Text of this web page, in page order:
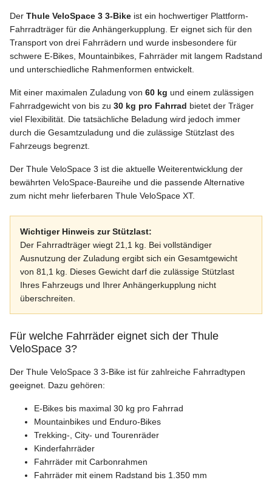
Der Thule VeloSpace 3 3-Bike ist ein hochwertiger Plattform-
Fahrradträger für die Anhängerkupplung. Er eignet sich für den
Transport von drei Fahrrädern und wurde insbesondere für
schwere E-Bikes, Mountainbikes, Fahrräder mit langem Radstand
und unterschiedliche Rahmenformen entwickelt.
Mit einer maximalen Zuladung von 60 kg und einem zulässigen
Fahrradgewicht von bis zu 30 kg pro Fahrrad bietet der Träger
viel Flexibilität. Die tatsächliche Beladung wird jedoch immer
durch die Gesamtzuladung und die zulässige Stützlast des
Fahrzeugs begrenzt.
Der Thule VeloSpace 3 ist die aktuelle Weiterentwicklung der
bewährten VeloSpace-Baureihe und die passende Alternative
zum nicht mehr lieferbaren Thule VeloSpace XT.
Wichtiger Hinweis zur Stützlast:
Der Fahrradträger wiegt 21,1 kg. Bei vollständiger
Ausnutzung der Zuladung ergibt sich ein Gesamtgewicht
von 81,1 kg. Dieses Gewicht darf die zulässige Stützlast
Ihres Fahrzeugs und Ihrer Anhängerkupplung nicht
überschreiten.
Für welche Fahrräder eignet sich der Thule
VeloSpace 3?
Der Thule VeloSpace 3 3-Bike ist für zahlreiche Fahrradtypen
geeignet. Dazu gehören:
E-Bikes bis maximal 30 kg pro Fahrrad
Mountainbikes und Enduro-Bikes
Trekking-, City- und Tourenräder
Kinderfahrräder
Fahrräder mit Carbonrahmen
Fahrräder mit einem Radstand bis 1.350 mm